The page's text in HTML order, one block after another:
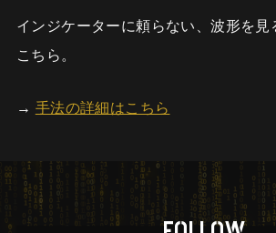
インジケーターに頼らない、波形を見
こちら。
→ 手法の詳細はこちら